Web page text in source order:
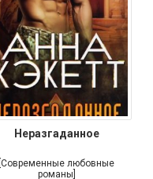
Неразгаданное
[Современные любовные
романы]